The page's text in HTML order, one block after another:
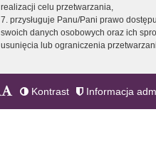
realizacji celu przetwarzania,
7. przysługuje Panu/Pani prawo
swoich danych osobowych oraz ich
usunięcia lub ograniczenia
Kontrast Informacja